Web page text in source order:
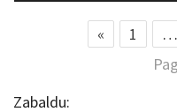
« 1 …
Zabaldu: